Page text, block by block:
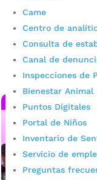
Came
Centro de
Consulta de
Canal de
Inspecciones de
Bienestar Animal
Puntos Digitales
Portal de Niños
Inventario de
Servicio de
Preguntas
Con el
transparencia y la
comercialización
de los diferentes
leer más